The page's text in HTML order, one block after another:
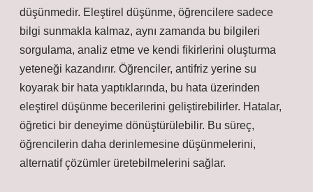
düşünmedir. Eleştirel düşünme, öğrencilere sadece
bilgi sunmakla kalmaz, aynı zamanda bu bilgileri
sorgulama, analiz etme ve kendi fikirlerini oluşturma
yeteneği kazandırır. Öğrenciler, antifriz yerine su
koyarak bir hata yaptıklarında, bu hata üzerinden
eleştirel düşünme becerilerini geliştirebilirler. Hatalar,
öğretici bir deneyime dönüştürülebilir. Bu süreç,
öğrencilerin daha derinlemesine düşünmelerini,
alternatif çözümler üretebilmelerini sağlar.